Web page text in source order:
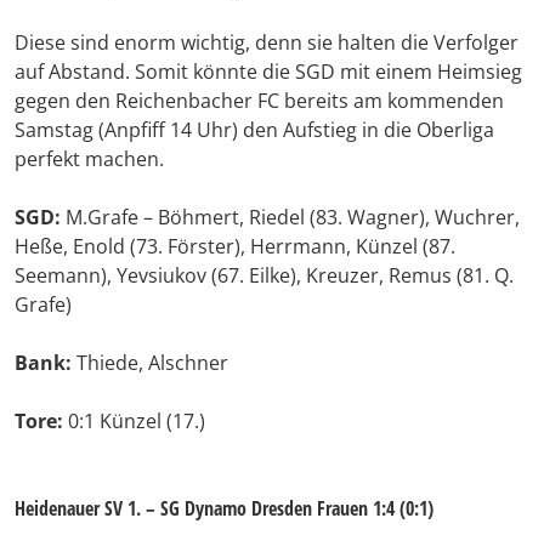
Diese sind enorm wichtig, denn sie halten die Verfolger
auf Abstand. Somit könnte die SGD mit einem Heimsieg
gegen den Reichenbacher FC bereits am kommenden
Samstag (Anpfiff 14 Uhr) den Aufstieg in die Oberliga
perfekt machen.
SGD: M.Grafe – Böhmert, Riedel (83. Wagner), Wuchrer,
Heße, Enold (73. Förster), Herrmann, Künzel (87.
Seemann), Yevsiukov (67. Eilke), Kreuzer, Remus (81. Q.
Grafe)
Bank: Thiede, Alschner
Tore: 0:1 Künzel (17.)
Heidenauer SV 1. – SG Dynamo Dresden Frauen 1:4 (0:1)